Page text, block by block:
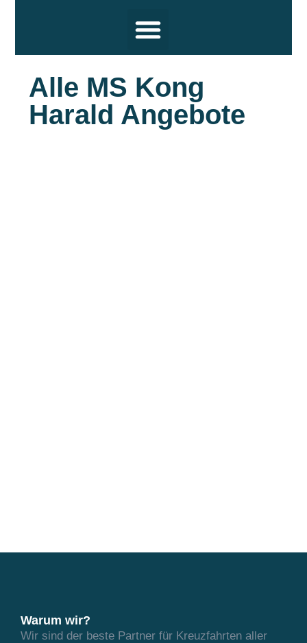
Alle MS Kong
Harald Angebote
Warum wir?
Wir sind der beste Partner für Kreuzfahrten aller